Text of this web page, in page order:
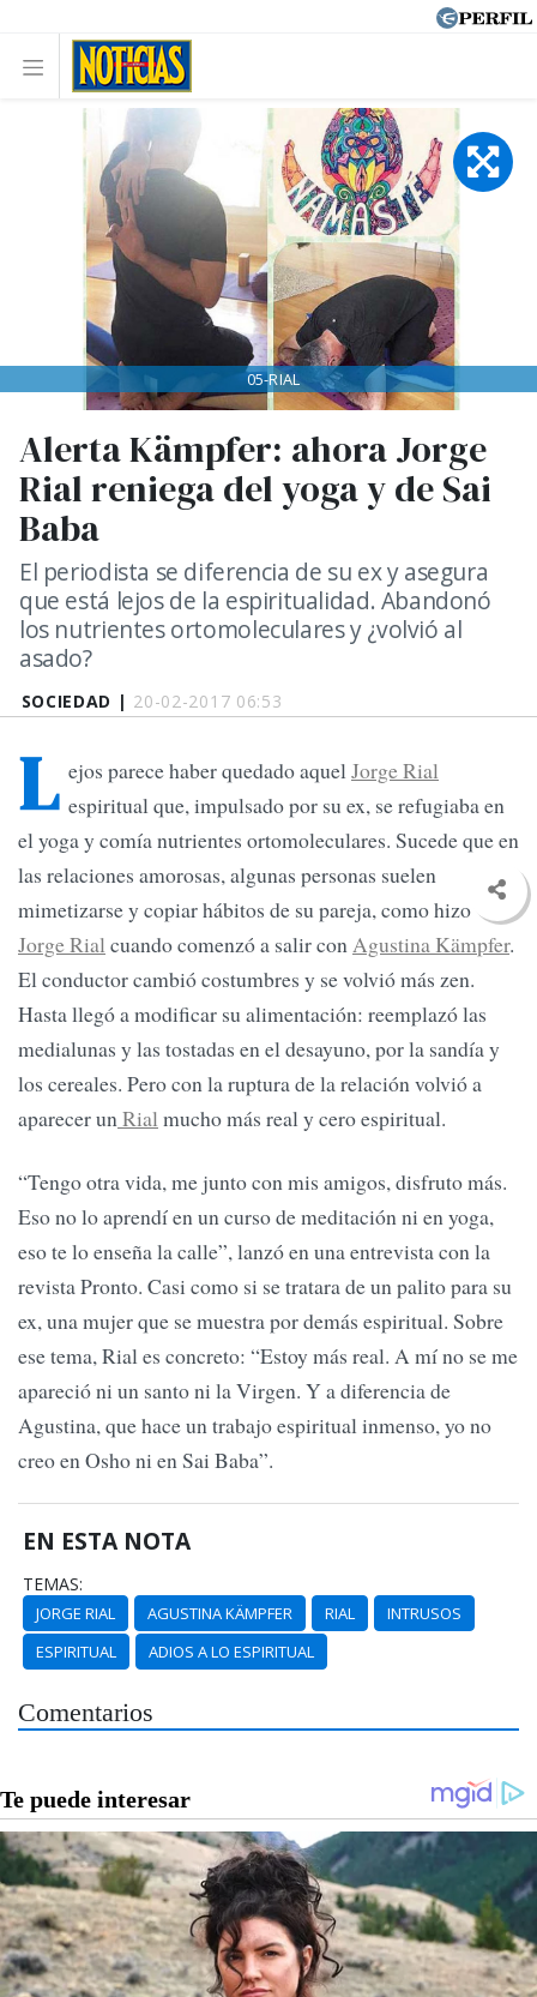
SOCIEDAD | 20-02-2017 06:53
Alerta Kämpfer: ahora Jorge
Rial reniega del yoga y de Sai
Baba
El periodista se diferencia de su ex y asegura
que está lejos de la espiritualidad. Abandonó
los nutrientes ortomoleculares y ¿volvió al
asado?
05-RIAL
L ejos parece haber quedado aquelJorge Rial
espiritual que, impulsado por su ex, se refugiaba en
el yoga y comía nutrientes ortomoleculares. Sucede que en
las relaciones amorosas, algunas personas suelen
mimetizarse y copiar hábitos de su pareja, como hizo
Jorge Rial cuando comenzó a salir conAgustina Kämpfer.
El conductor cambió costumbres y se volvió más zen.
Hasta llegó a modificar su alimentación: reemplazó las
medialunas y las tostadas en el desayuno, por la sandía y
los cereales. Pero con la ruptura de la relación volvió a
aparecer unRial mucho más real y cero espiritual.
“Tengo otra vida, me junto con mis amigos, disfruto más.
Eso no lo aprendí en un curso de meditación ni en yoga,
eso te lo enseña la calle”, lanzó en una entrevista con la
revista Pronto. Casi como si se tratara de un palito para su
ex, una mujer que se muestra por demás espiritual. Sobre
ese tema, Rial es concreto: “Estoy más real. A mí no se me
apareció ni un santo ni la Virgen. Y a diferencia de
Agustina, que hace un trabajo espiritual inmenso, yo no
creo en Osho ni en Sai Baba”.
EN ESTA NOTA
TEMAS:
JORGE RIAL AGUSTINA KÄMPFER RIAL
INTRUSOS
ESPIRITUAL
ADIOS A LO ESPIRITUAL
Comentarios